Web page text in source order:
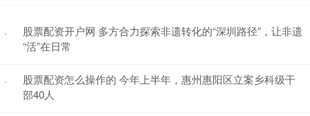
·
股票配资开户网 多方合力探索非遗转化的“深圳路径”，让非遗
“活”在日常
·
股票配资怎么操作的 今年上半年，惠州惠阳区立案乡科级干
部40人